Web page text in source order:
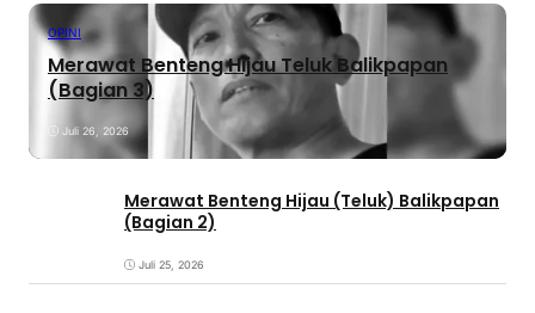
OPINI
Merawat Benteng Hijau Teluk Balikpapan
(Bagian 3)
Juli 26, 2026
Merawat Benteng Hijau (Teluk) Balikpapan
(Bagian 2)
Juli 25, 2026